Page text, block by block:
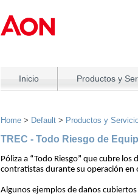
Inicio Productos y
Home > Default > Productos y
TREC - Todo Riesgo de
Póliza a “Todo Riesgo” que cubre
contratistas durante su operación en
Algunos ejemplos de daños